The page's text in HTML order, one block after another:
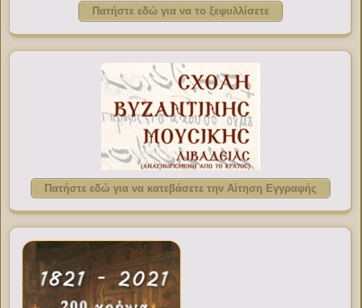
Πατήστε εδώ για να το ξεφυλλίσετε
Πατήστε εδώ για να κατεβάσετε την Αίτηση Εγγραφής